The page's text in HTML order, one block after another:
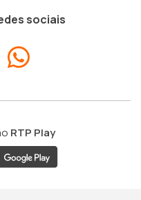
sociais
RTP Play